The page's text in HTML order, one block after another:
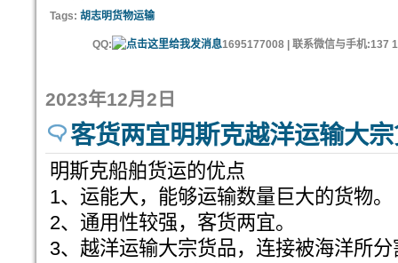
Tags: 胡志明货物运输
QQ: 1695177008 | 联系微信与手机:137
2023年12月2日
客货两宜明斯克越洋运输大
明斯克船舶货运的优点
1、运能大，能够运输数量巨大的货物。
2、通用性较强，客货两宜。
3、越洋运输大宗货品，连接被海洋所